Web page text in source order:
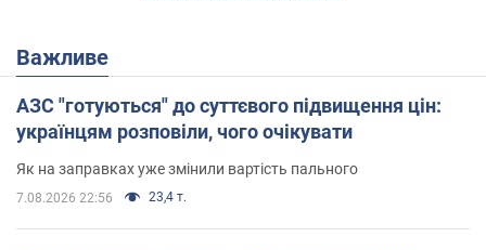
Важливе
АЗС "готуються" до суттєвого підвищення цін:
українцям розповіли, чого очікувати
Як на заправках уже змінили вартість пального
7.08.2026 22:56 23,4 т.